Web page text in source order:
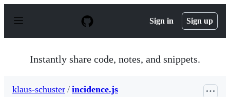
p
Sign in Sign up
Instantly share code, notes, and snippets.
klaus-schuster / incidence.js